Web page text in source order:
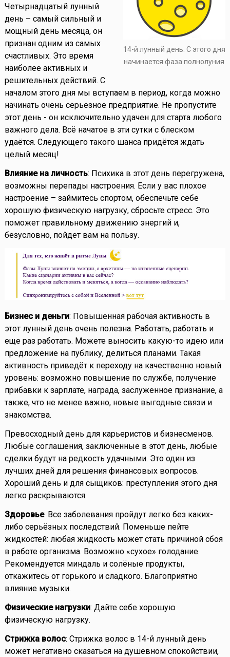
14-й лунный день. С этого дня
начинается фаза полнолуния
Четырнадцатый лунный
день – самый сильный и
мощный день месяца, он
признан одним из самых
счастливых. Это время
наиболее активных и
решительных действий. С
началом этого дня мы вступаем в период, когда можно
начинать очень серьёзное предприятие. Не пропустите
этот день - он исключительно удачен для старта любого
важного дела. Всё начатое в эти сутки с блеском
удаётся. Следующего такого шанса придётся ждать
целый месяц!
Влияние на личность: Психика в этот день перегружена,
возможны перепады настроения. Если у вас плохое
настроение – займитесь спортом, обеспечьте себе
хорошую физическую нагрузку, сбросьте стресс. Это
поможет правильному движению энергий и,
безусловно, пойдет вам на пользу.
Бизнес и деньги: Повышенная рабочая активность в
этот лунный день очень полезна. Работать, работать и
еще раз работать. Можете выносить какую-то идею или
предложение на публику, делиться планами. Такая
активность приведёт к переходу на качественно новый
уровень: возможно повышение по службе, получение
прибавки к зарплате, награда, заслуженное признание, а
также, что не менее важно, новые выгодные связи и
знакомства.
Превосходный день для карьеристов и бизнесменов.
Любые соглашения, заключенные в этот день, любые
сделки будут на редкость удачными. Это один из
лучших дней для решения финансовых вопросов.
Хороший день и для сыщиков: преступления этого дня
легко раскрываются.
Здоровье: Все заболевания пройдут легко без каких-
либо серьёзных последствий. Поменьше пейте
жидкостей: любая жидкость может стать причиной сбоя
в работе организма. Возможно «сухое» голодание.
Рекомендуется миндаль и солёные продукты,
откажитесь от горького и сладкого. Благоприятно
влияние музыки.
Физические нагрузки: Дайте себе хорошую
физическую нагрузку.
Стрижка волос: Стрижка волос в 14-й лунный день
может негативно сказаться на душевном спокойствии,